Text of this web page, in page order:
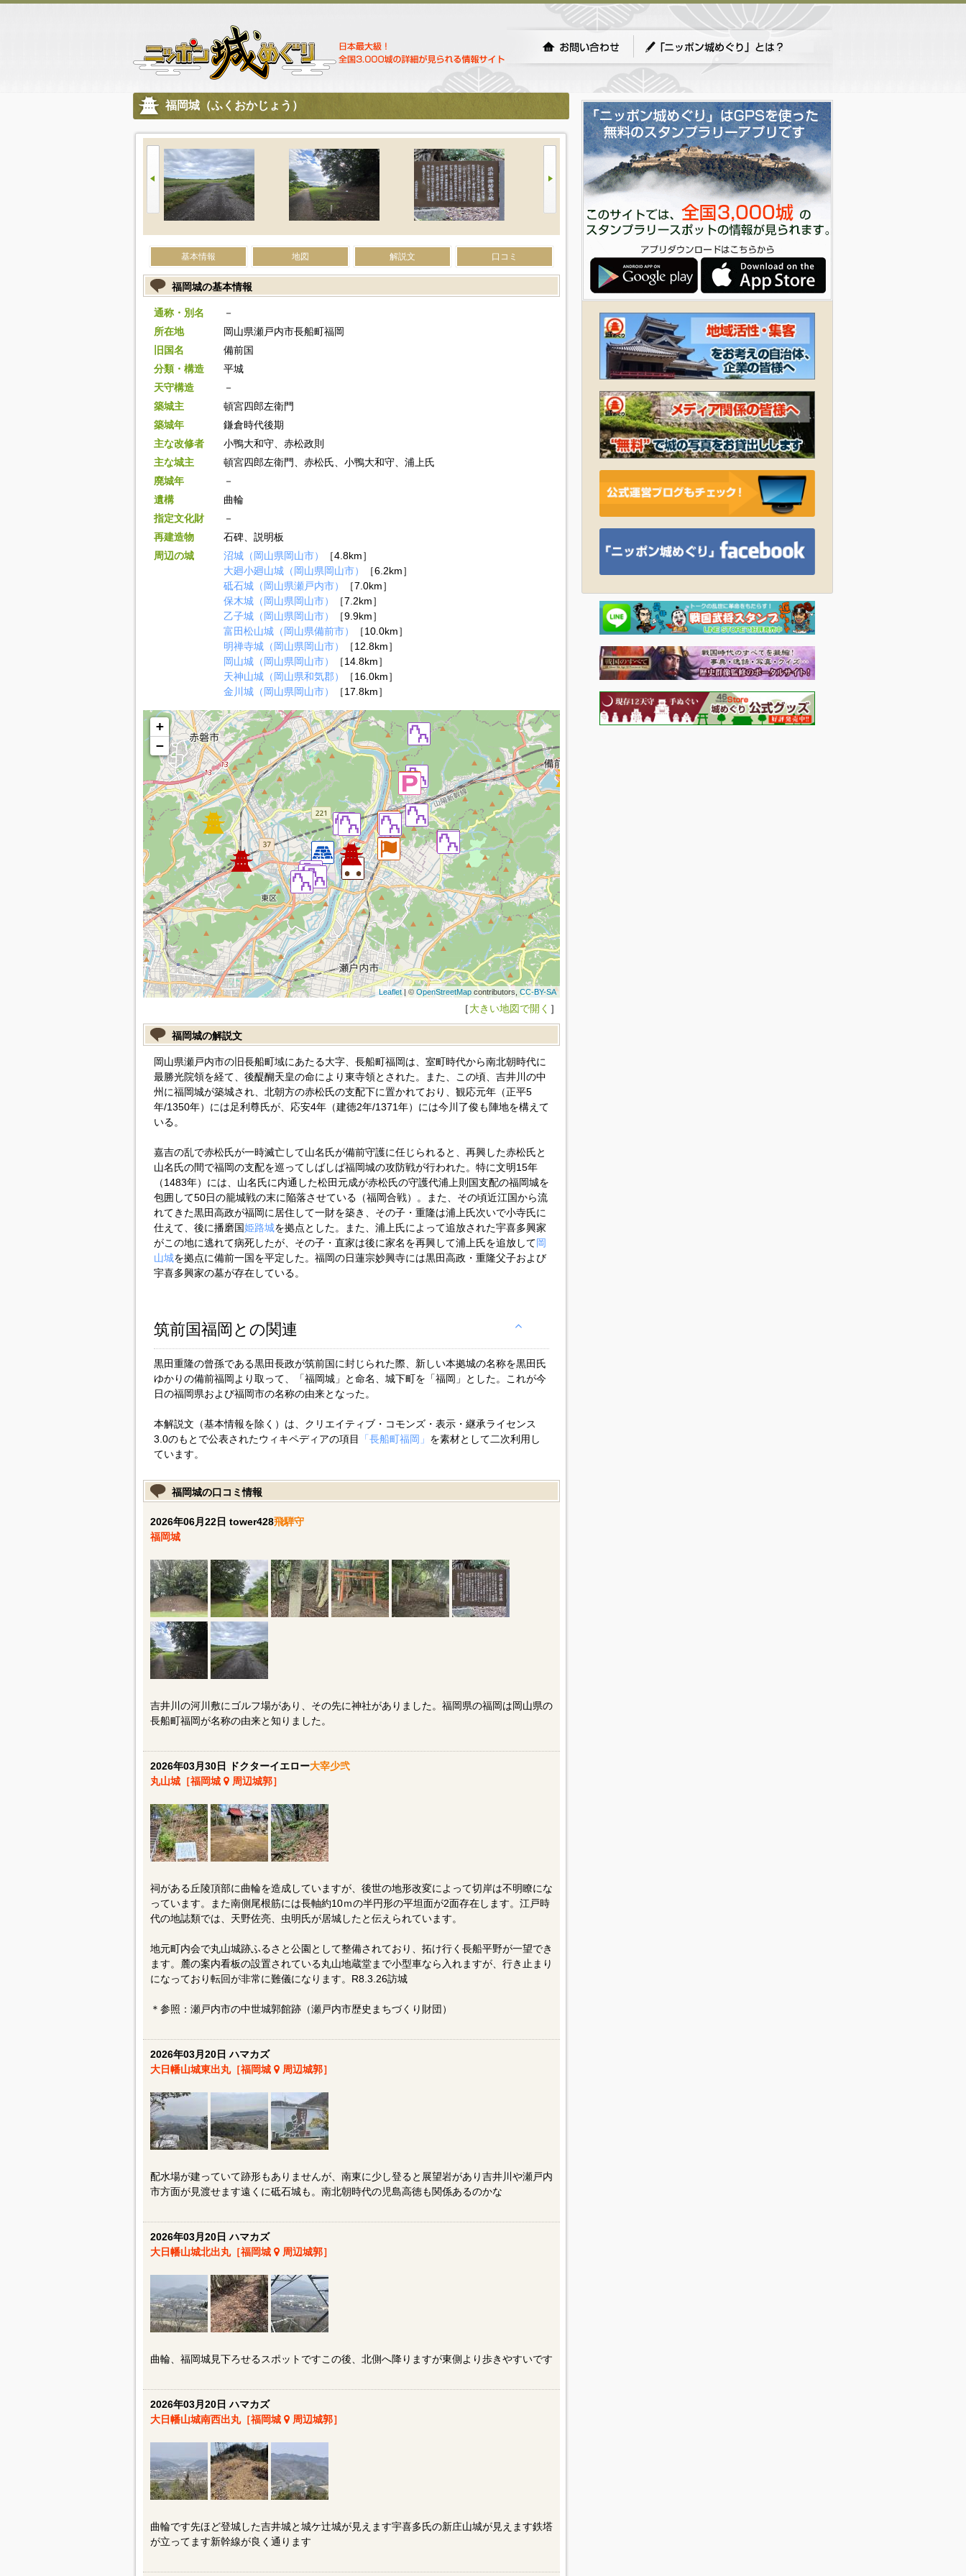
福岡城（ふくおかじょう）
基本情報 地図 解説文 口コミ
福岡城の基本情報
通称・別名
－
所在地
岡山県瀬戸内市長船町福岡
旧国名
備前国
分類・構造
平城
天守構造
－
築城主
頓宮四郎左衛門
築城年
鎌倉時代後期
主な改修者
小鴨大和守、赤松政則
主な城主
頓宮四郎左衛門、赤松氏、小鴨大和守、浦上氏
廃城年
－
遺構
曲輪
指定文化財
－
再建造物
石碑、説明板
周辺の城
沼城（岡山県岡山市）
［4.8km］
大廻小廻山城（岡山県岡山市）
［6.2km］
砥石城（岡山県瀬戸内市）
［7.0km］
保木城（岡山県岡山市）
［7.2km］
乙子城（岡山県岡山市）
［9.9km］
富田松山城（岡山県備前市）
［10.0km］
明禅寺城（岡山県岡山市）
［12.8km］
岡山城（岡山県岡山市）
［14.8km］
天神山城（岡山県和気郡）
［16.0km］
金川城（岡山県岡山市）
［17.8km］
+
−
Leaflet| © OpenStreetMapcontributors, CC-BY-SA
［大きい地図で開く ］
福岡城の解説文
岡山県瀬戸内市の旧長船町域にあたる大字、長船町福岡は、室町時代から南北朝時代に
最勝光院領を経て、後醍醐天皇の命により東寺領とされた。また、この頃、吉井川の中
州に福岡城が築城され、北朝方の赤松氏の支配下に置かれており、観応元年（正平5
年/1350年）には足利尊氏が、応安4年（建徳2年/1371年）には今川了俊も陣地を構えて
いる。
嘉吉の乱で赤松氏が一時滅亡して山名氏が備前守護に任じられると、再興した赤松氏と
山名氏の間で福岡の支配を巡ってしばしば福岡城の攻防戦が行われた。特に文明15年
（1483年）には、山名氏に内通した松田元成が赤松氏の守護代浦上則国支配の福岡城を
包囲して50日の籠城戦の末に陥落させている（福岡合戦）。また、その頃近江国から流
れてきた黒田高政が福岡に居住して一財を築き、その子・重隆は浦上氏次いで小寺氏に
仕えて、後に播磨国姫路城を拠点とした。また、浦上氏によって追放された宇喜多興家
がこの地に逃れて病死したが、その子・直家は後に家名を再興して浦上氏を追放して岡
山城を拠点に備前一国を平定した。福岡の日蓮宗妙興寺には黒田高政・重隆父子および
宇喜多興家の墓が存在している。
筑前国福岡との関連
黒田重隆の曾孫である黒田長政が筑前国に封じられた際、新しい本拠城の名称を黒田氏
ゆかりの備前福岡より取って、「福岡城」と命名、城下町を「福岡」とした。これが今
日の福岡県および福岡市の名称の由来となった。
本解説文（基本情報を除く）は、 クリエイティブ・コモンズ・表示・継承ライセンス
3.0のもとで公表されたウィキペディアの項目 「長船町福岡」 を素材として二次利用し
ています。
福岡城の口コミ情報
2026年06月22日 tower428飛騨守
福岡城
吉井川の河川敷にゴルフ場があり、その先に神社がありました。福岡県の福岡は岡山県の
長船町福岡が名称の由来と知りました。
2026年03月30日 ドクターイエロー大宰少弐
丸山城［福岡城
周辺城郭］
祠がある丘陵頂部に曲輪を造成していますが、後世の地形改変によって切岸は不明瞭にな
っています。また南側尾根筋には長軸約10ｍの半円形の平坦面が2面存在します。江戸時
代の地誌類では、天野佐亮、虫明氏が居城したと伝えられています。
地元町内会で丸山城跡ふるさと公園として整備されており、拓け行く長船平野が一望でき
ます。麓の案内看板の設置されている丸山地蔵堂まで小型車なら入れますが、行き止まり
になっており転回が非常に難儀になります。R8.3.26訪城
＊参照：瀬戸内市の中世城郭館跡（瀬戸内市歴史まちづくり財団）
2026年03月20日 ハマカズ
大日幡山城東出丸［福岡城
周辺城郭］
配水場が建っていて跡形もありませんが、南東に少し登ると展望岩があり吉井川や瀬戸内
市方面が見渡せます遠くに砥石城も。南北朝時代の児島高徳も関係あるのかな
2026年03月20日 ハマカズ
大日幡山城北出丸［福岡城
周辺城郭］
曲輪、福岡城見下ろせるスポットですこの後、北側へ降りますが東側より歩きやすいです
2026年03月20日 ハマカズ
大日幡山城南西出丸［福岡城
周辺城郭］
曲輪です先ほど登城した吉井城と城ケ辻城が見えます宇喜多氏の新庄山城が見えます鉄塔
が立ってます新幹線が良く通ります